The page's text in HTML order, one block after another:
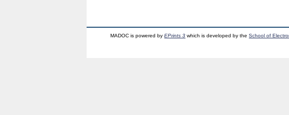
MADOC is powered byEPrints 3 which is developed by theSchool of